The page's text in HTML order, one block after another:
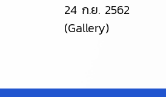
24 ก.ย. 2562
(Gallery)